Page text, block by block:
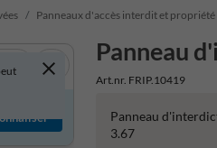
Panneaux d'accès interdit et
Panneau
Art.nr. FRIP.10419
3D
Panneau
3.67